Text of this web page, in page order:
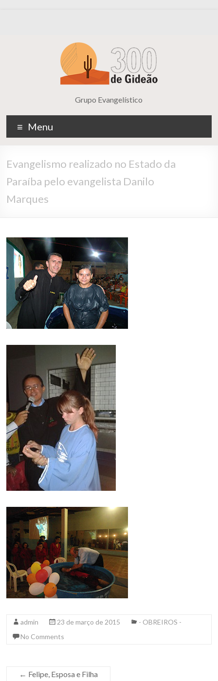
Grupo Evangelístico
Menu
Evangelismo realizado no Estado da
Paraíba pelo evangelista Danilo
Marques
admin 23 de março de 2015
- OBREIROS -
No Comments
← Felipe, Esposa e Filha